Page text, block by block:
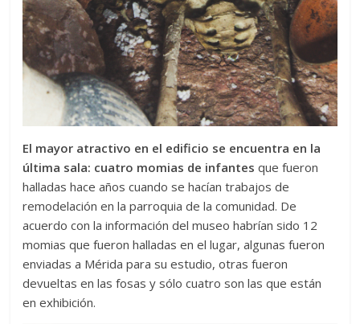
El mayor atractivo en el edificio se encuentra en la
última sala: cuatro momias de infantes que fueron
halladas hace años cuando se hacían trabajos de
remodelación en la parroquia de la comunidad. De
acuerdo con la información del museo habrían sido 12
momias que fueron halladas en el lugar, algunas fueron
enviadas a Mérida para su estudio, otras fueron
devueltas en las fosas y sólo cuatro son las que están
en exhibición.